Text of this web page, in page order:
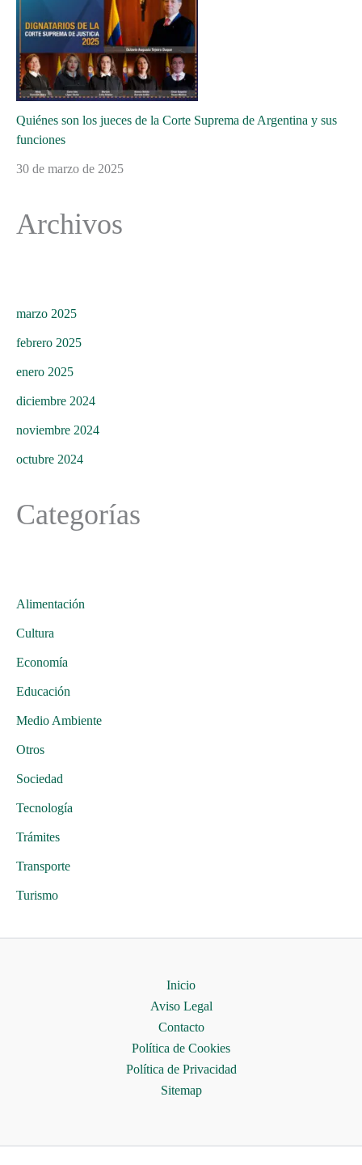
Quiénes son los jueces de la Corte Suprema de Argentina y sus
funciones
30 de marzo de 2025
Archivos
marzo 2025
febrero 2025
enero 2025
diciembre 2024
noviembre 2024
octubre 2024
Categorías
Alimentación
Cultura
Economía
Educación
Medio Ambiente
Otros
Sociedad
Tecnología
Trámites
Transporte
Turismo
Inicio
Aviso Legal
Contacto
Política de Cookies
Política de Privacidad
Sitemap